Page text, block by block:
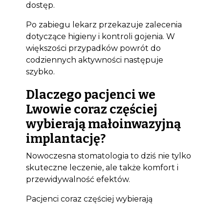
dostęp.
Po zabiegu lekarz przekazuje zalecenia
dotyczące higieny i kontroli gojenia. W
większości przypadków powrót do
codziennych aktywności następuje
szybko.
Dlaczego pacjenci we
Lwowie coraz częściej
wybierają małoinwazyjną
implantację?
Nowoczesna stomatologia to dziś nie tylko
skuteczne leczenie, ale także komfort i
przewidywalność efektów.
Pacjenci coraz częściej wybierają